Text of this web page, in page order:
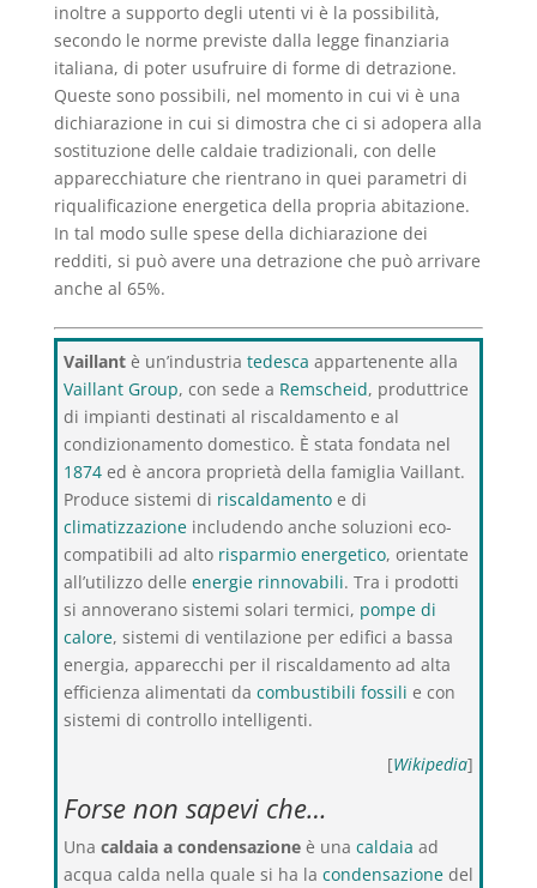
inoltre a supporto degli utenti vi è la possibilità,
secondo le norme previste dalla legge finanziaria
italiana, di poter usufruire di forme di detrazione.
Queste sono possibili, nel momento in cui vi è una
dichiarazione in cui si dimostra che ci si adopera alla
sostituzione delle caldaie tradizionali, con delle
apparecchiature che rientrano in quei parametri di
riqualificazione energetica della propria abitazione.
In tal modo sulle spese della dichiarazione dei
redditi, si può avere una detrazione che può arrivare
anche al 65%.
Vaillantè un’industria tedesca appartenente alla
Vaillant Group, con sede a Remscheid, produttrice
di impianti destinati al riscaldamento e al
condizionamento domestico. È stata fondata nel
1874ed è ancora proprietà della famiglia Vaillant.
Produce sistemi di riscaldamentoe di
climatizzazioneincludendo anche soluzioni eco-
compatibili ad alto risparmio energetico, orientate
all’utilizzo delle energie rinnovabili. Tra i prodotti
si annoverano sistemi solari termici, pompe di
calore, sistemi di ventilazione per edifici a bassa
energia, apparecchi per il riscaldamento ad alta
efficienza alimentati da combustibili fossili e con
sistemi di controllo intelligenti.
[Wikipedia]
Forse non sapevi che…
Una caldaia a condensazioneè una caldaia ad
acqua calda nella quale si ha la condensazionedel